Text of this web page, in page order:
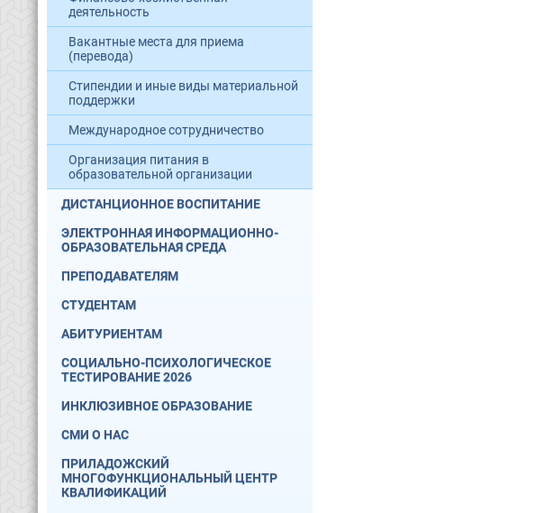
деятельность
Вакантные места для приема
(перевода)
Стипендии и иные виды материальной
поддержки
Международное сотрудничество
Организация питания в
образовательной организации
ДИСТАНЦИОННОЕ ВОСПИТАНИЕ
ЭЛЕКТРОННАЯ ИНФОРМАЦИОННО-
ОБРАЗОВАТЕЛЬНАЯ СРЕДА
ПРЕПОДАВАТЕЛЯМ
СТУДЕНТАМ
АБИТУРИЕНТАМ
СОЦИАЛЬНО-ПСИХОЛОГИЧЕСКОЕ
ТЕСТИРОВАНИЕ 2026
ИНКЛЮЗИВНОЕ ОБРАЗОВАНИЕ
СМИ О НАС
ПРИЛАДОЖСКИЙ
МНОГОФУНКЦИОНАЛЬНЫЙ ЦЕНТР
КВАЛИФИКАЦИЙ